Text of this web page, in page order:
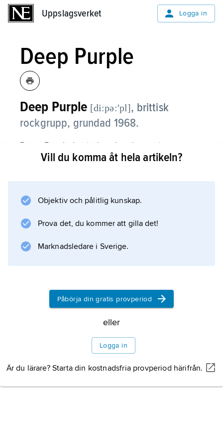
Uppslagsverket Logga in
Deep Purple
Deep Purple [di:pə:ʹpl], brittisk
rockgrupp, grundad 1968.
Deep Purple bestod under sin mest
framgångsrika period 1969–73 av gitarristen
(född 1948), sångaren Ian Gillan (född 1945)
den mest kända versionen av gruppen brukar
kallas Deep Purple Mark II.
Information om artikeln
Vill du komma åt hela artikeln?
Objektiv och pålitlig kunskap.
Prova det, du kommer att gilla det!
Marknadsledare i Sverige.
Påbörja din gratis provperiod
eller
Logga in
Är du lärare? Starta din kostnadsfria provperiod härifrån.